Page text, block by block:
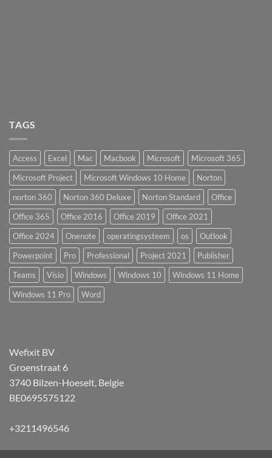
TAGS
Access Excel Mac Macbook Microsoft
Microsoft 365
Microsoft Project
Microsoft Windows 10 Home
Norton
norton 360
Norton 360 Deluxe Norton Standard
Office
Office 365
Office 2016 Office 2019
Office 2021
Office 2024
Onenote operatingsysteem os
Outlook
Powerpoint
Pro Professional Project 2021
Publisher
Teams
Visio Windows Windows 10
Windows 11 Home
Windows 11 Pro
Word
Wefixit BV
Groenstraat 6
3740 Bilzen-Hoeselt, Belgie
BE0695575122
+3211496546